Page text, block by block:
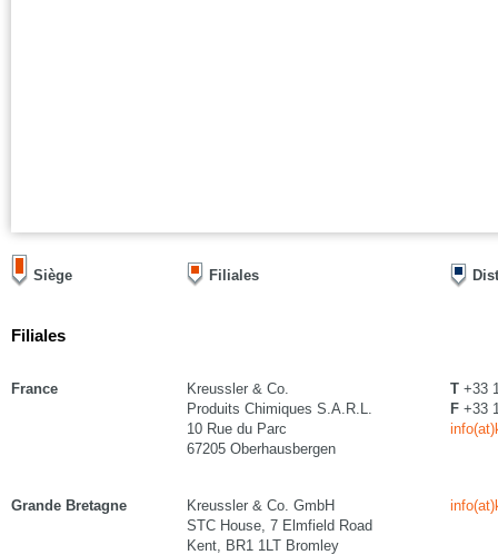
Siège Filiales
Filiales
France
Kreussler & Co.
Produits Chimiques S.A.R.L.
10 Rue du Parc
67205 Oberhausbergen
T +33
F +33
Grande Bretagne
Kreussler & Co. GmbH
STC House, 7 Elmfield Road
Kent, BR1 1LT Bromley